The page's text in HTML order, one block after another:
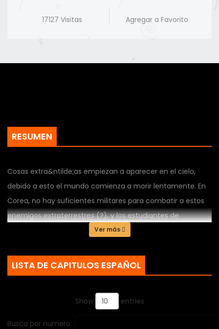
17127 Visitas Agregar a Favorito
RESUMEN
Cosas extra&ntilde;as empiezan a aparecer en el cielo,
debido a esto el mundo comienza a morir lentamente. En
Corea, no hay suficientes militares para combatir a estos
enemigos extraterrestres (?), y los estudiantes de
secundaria y universitarios no tienen m&aacute;s remedio
dem&aacute;s a sobrevivir, a riesgo de sus propias vidas.
Una historia que sigue de cerca como las ordinarias vidas
en un ciclo de guerra y muerte en el que jam&aacute;s
Ver más
LISTA DE CAPITULOS ESPAÑOL
Show entries
Busca por numero: